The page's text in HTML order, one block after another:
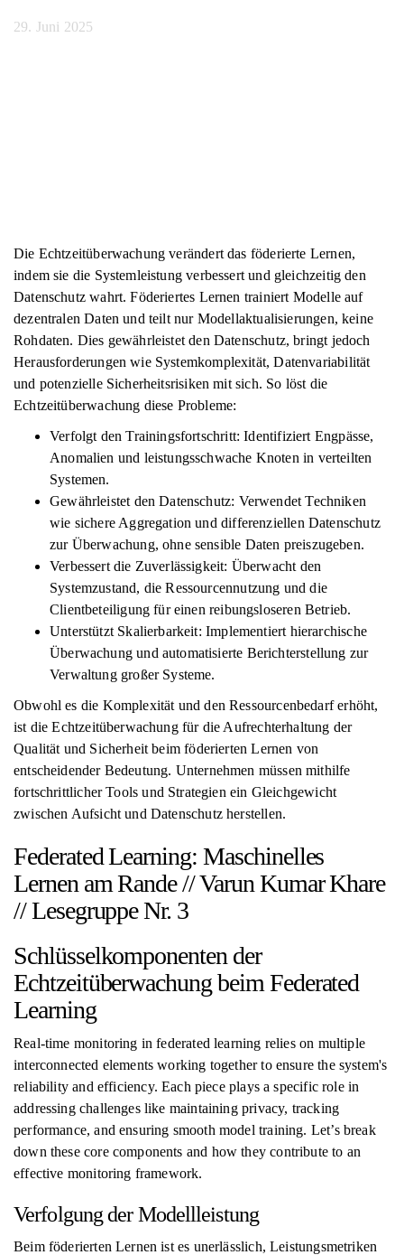
29. Juni 2025
Die Echtzeitüberwachung verändert das föderierte Lernen,
indem sie die Systemleistung verbessert und gleichzeitig den
Datenschutz wahrt. Föderiertes Lernen trainiert Modelle auf
dezentralen Daten und teilt nur Modellaktualisierungen, keine
Rohdaten. Dies gewährleistet den Datenschutz, bringt jedoch
Herausforderungen wie Systemkomplexität, Datenvariabilität
und potenzielle Sicherheitsrisiken mit sich. So löst die
Echtzeitüberwachung diese Probleme:
Verfolgt den Trainingsfortschritt: Identifiziert Engpässe,
Anomalien und leistungsschwache Knoten in verteilten
Systemen.
Gewährleistet den Datenschutz: Verwendet Techniken
wie sichere Aggregation und differenziellen Datenschutz
zur Überwachung, ohne sensible Daten preiszugeben.
Verbessert die Zuverlässigkeit: Überwacht den
Systemzustand, die Ressourcennutzung und die
Clientbeteiligung für einen reibungsloseren Betrieb.
Unterstützt Skalierbarkeit: Implementiert hierarchische
Überwachung und automatisierte Berichterstellung zur
Verwaltung großer Systeme.
Obwohl es die Komplexität und den Ressourcenbedarf erhöht,
ist die Echtzeitüberwachung für die Aufrechterhaltung der
Qualität und Sicherheit beim föderierten Lernen von
entscheidender Bedeutung. Unternehmen müssen mithilfe
fortschrittlicher Tools und Strategien ein Gleichgewicht
zwischen Aufsicht und Datenschutz herstellen.
Federated Learning: Maschinelles
Lernen am Rande // Varun Kumar Khare
// Lesegruppe Nr. 3
Schlüsselkomponenten der
Echtzeitüberwachung beim Federated
Learning
Real-time monitoring in federated learning relies on multiple
interconnected elements working together to ensure the system's
reliability and efficiency. Each piece plays a specific role in
addressing challenges like maintaining privacy, tracking
performance, and ensuring smooth model training. Let’s break
down these core components and how they contribute to an
effective monitoring framework.
Verfolgung der Modellleistung
Beim föderierten Lernen ist es unerlässlich, Leistungsmetriken